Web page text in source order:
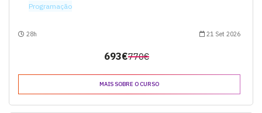
Programação
28h 21 Set 2026
770€
693€
MAIS SOBRE O CURSO